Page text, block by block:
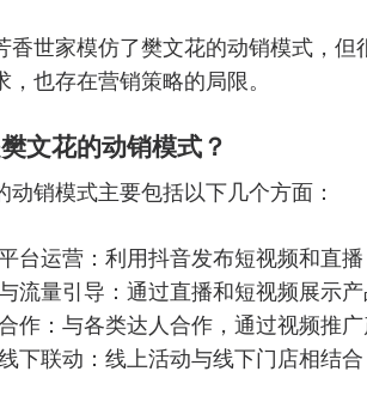
香世家模仿了樊文花的动销模式，
，也存在营销策略的局限。
文花的动销模式？
动销模式主要包括以下几个方面：
台运营：利用抖音发布短视频和直
流量引导：通过直播和短视频展示
作：与各类达人合作，通过视频推广
下联动：线上活动与线下门店相结